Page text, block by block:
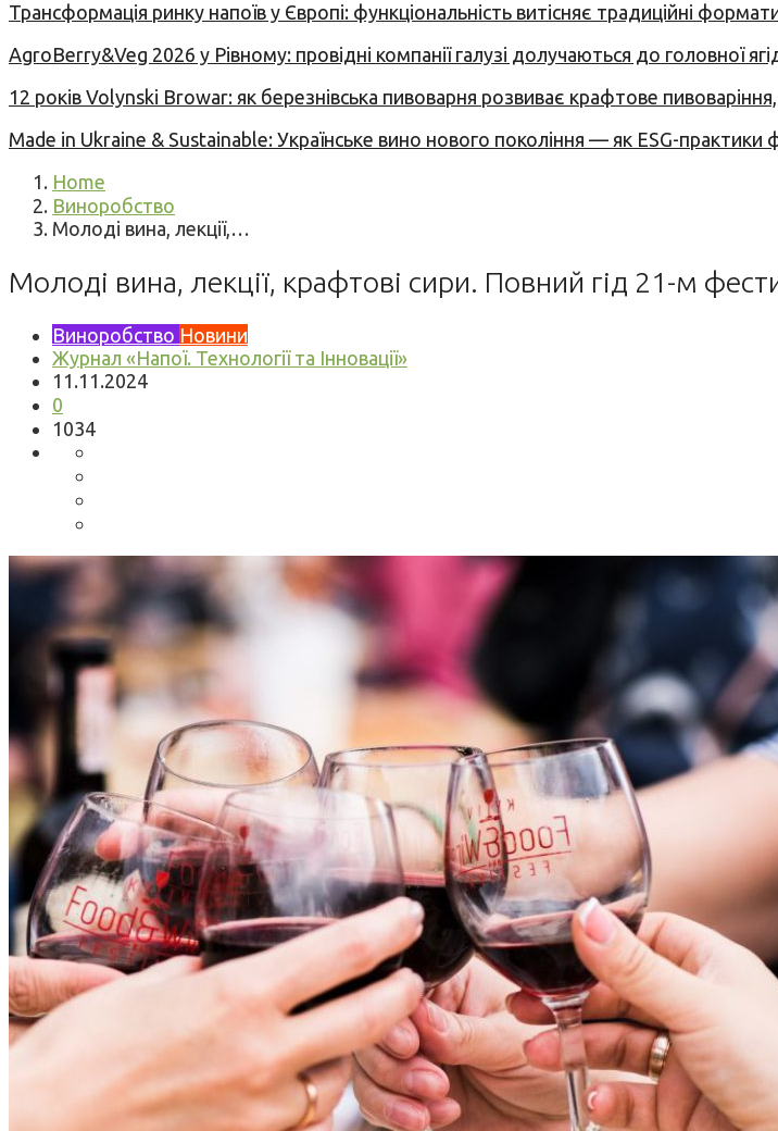
Трансформація ринку напоїв у Європі: функціональність витісняє традиційні
AgroBerry&Veg 2026 у Рівному: провідні компанії галузі долучаються до головної
12 років Volynski Browar: як березнівська пивоварня розвиває крафтове
Made in Ukraine & Sustainable: Українське вино нового покоління — як ESG-
Home
Виноробство
Молоді вина, лекції,…
Молоді вина, лекції, крафтові сири. Повний гід 21-м
Виноробство Новини
Журнал «Напої. Технології та Інновації»
11.11.2024
0
1034